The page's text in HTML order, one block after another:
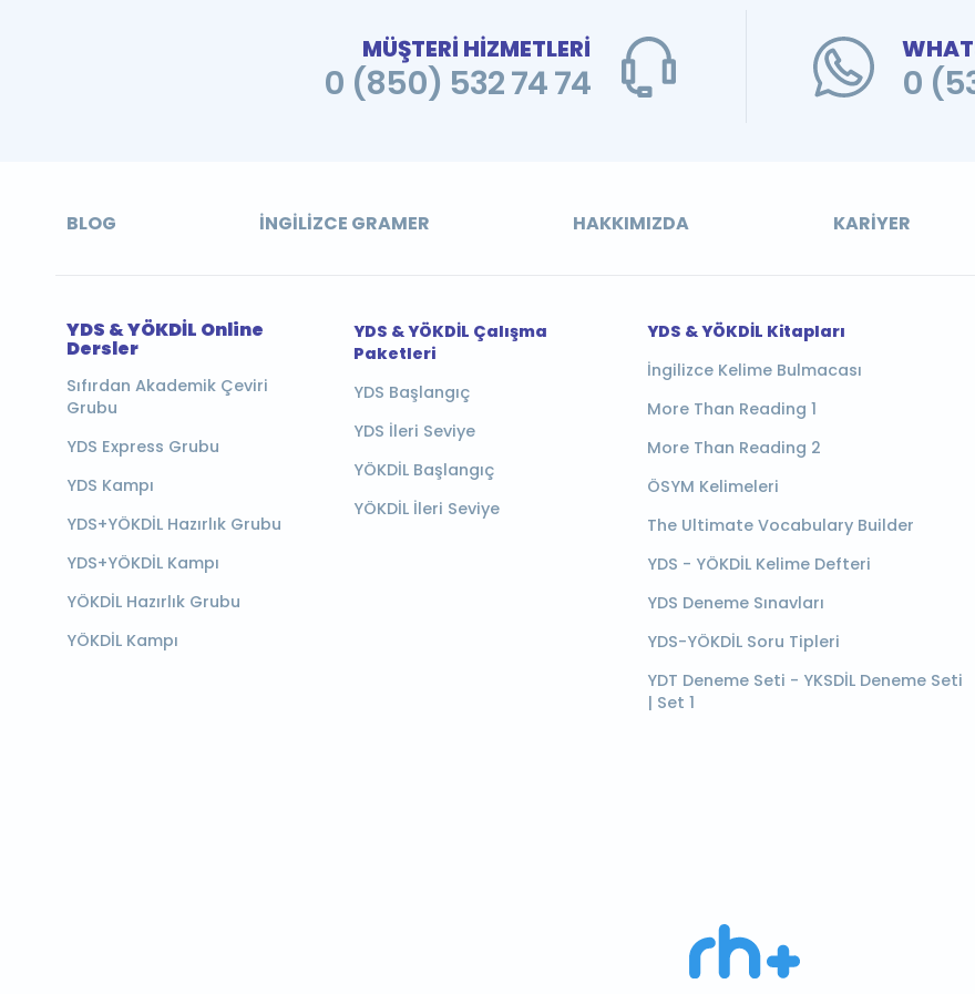
MÜŞTERİ HİZMETLERİ
0 (850) 532 74 74 0
BLOG İNGILIZCE GRAMER HAKKIMIZDA KARIYER
YDS & YÖKDİL Online
Dersler
Sıfırdan Akademik Çeviri
Grubu
YDS Express Grubu
YDS Kampı
YDS+YÖKDİL Hazırlık Grubu
YDS+YÖKDİL Kampı
YÖKDİL Hazırlık Grubu
YÖKDİL Kampı
YDS & YÖKDİL Çalışma
Paketleri
YDS Başlangıç
YDS İleri Seviye
YÖKDİL Başlangıç
YÖKDİL İleri Seviye
YDS & YÖKDİL Kitapları
İngilizce Kelime Bulmacası
More Than Reading 1
More Than Reading 2
ÖSYM Kelimeleri
The Ultimate Vocabulary Builder
YDS - YÖKDİL Kelime Defteri
YDS Deneme Sınavları
YDS-YÖKDİL Soru Tipleri
YDT Deneme Seti - YKSDİL Deneme Seti
| Set 1